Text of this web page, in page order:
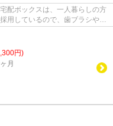
配ボックスは、一人暮らしの方
用しているので、歯ブラシやド
円)
月